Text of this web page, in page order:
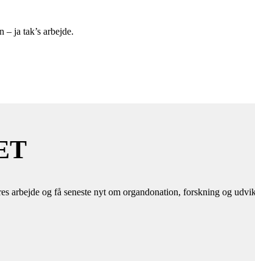
ja tak’s arbejde.
arbejde og få seneste nyt om organdonation, forskning og